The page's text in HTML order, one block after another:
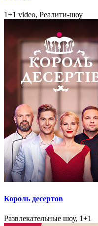
1+1 video, Реалити-шоу
Король десертов
Развлекательные шоу, 1+1